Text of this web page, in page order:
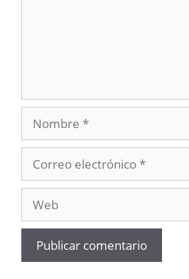
Nombre
electrónico